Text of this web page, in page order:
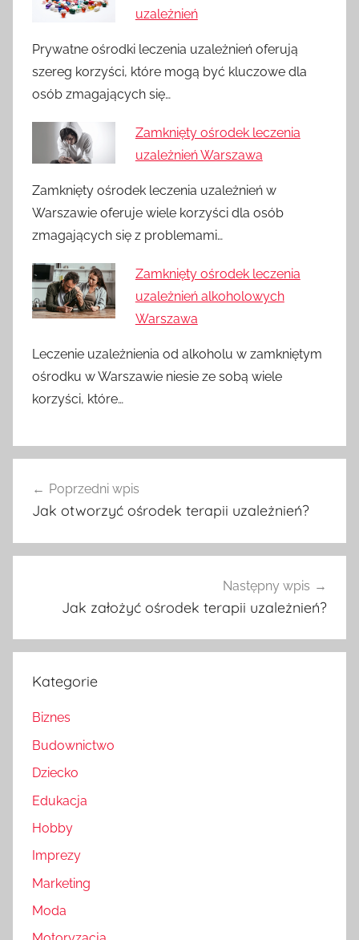
uzależnień
Prywatne ośrodki leczenia uzależnień oferują
szereg korzyści, które mogą być kluczowe dla
osób zmagających się…
Zamknięty ośrodek leczenia
uzależnień Warszawa
Zamknięty ośrodek leczenia uzależnień w
Warszawie oferuje wiele korzyści dla osób
zmagających się z problemami…
Zamknięty ośrodek leczenia
uzależnień alkoholowych
Warszawa
Leczenie uzależnienia od alkoholu w zamkniętym
ośrodku w Warszawie niesie ze sobą wiele
korzyści, które…
wpisu
Poprzedni wpis
Jak otworzyć ośrodek terapii uzależnień?
Następny wpis
Jak założyć ośrodek terapii uzależnień?
Kategorie
Biznes
Budownictwo
Dziecko
Edukacja
Hobby
Imprezy
Marketing
Moda